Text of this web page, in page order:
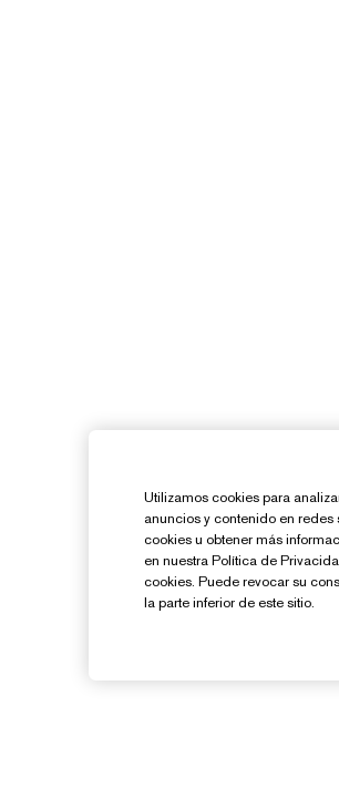
Utilizamos cookies para
anuncios y contenido en
cookies u obtener más
en nuestra Política de
cookies. Puede revocar su
la parte inferior de este sitio.